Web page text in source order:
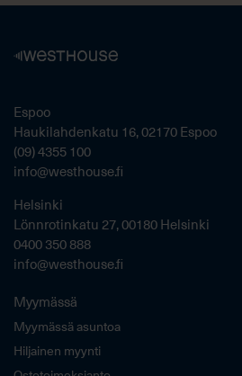
Espoo
Haukilahdenkatu 16, 02170 Espoo
(09) 4355 100
info@westhouse.fi
Helsinki
Lönnrotinkatu 27, 00180 Helsinki
0400 350 888
info@westhouse.fi
Myymässä
Myymässä asuntoa
Hiljainen myynti